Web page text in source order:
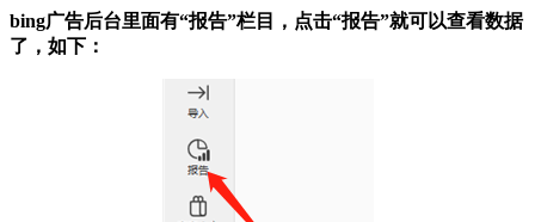
bing广告后台里面有“报告”栏目，点击“报告”就可以查看数据
了，如下：